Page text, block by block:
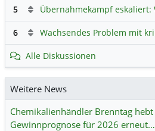
5
6
Alle Diskussionen
Weitere News
Chemikalienhändler Brenntag hebt
Gewinnprognose für 2026 erneut…